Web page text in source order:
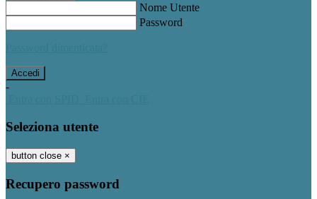
Nome Utente
Password
-
Seleziona utente
button close ×
Recupero password